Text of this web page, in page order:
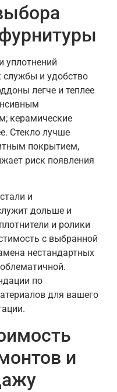
уплотнений
службы и удобство
легче и теплее
керамические
Стекло лучше
покрытием,
риск появления
и
дольше и
и ролики
с выбранной
нестандартных
по
для вашего
и